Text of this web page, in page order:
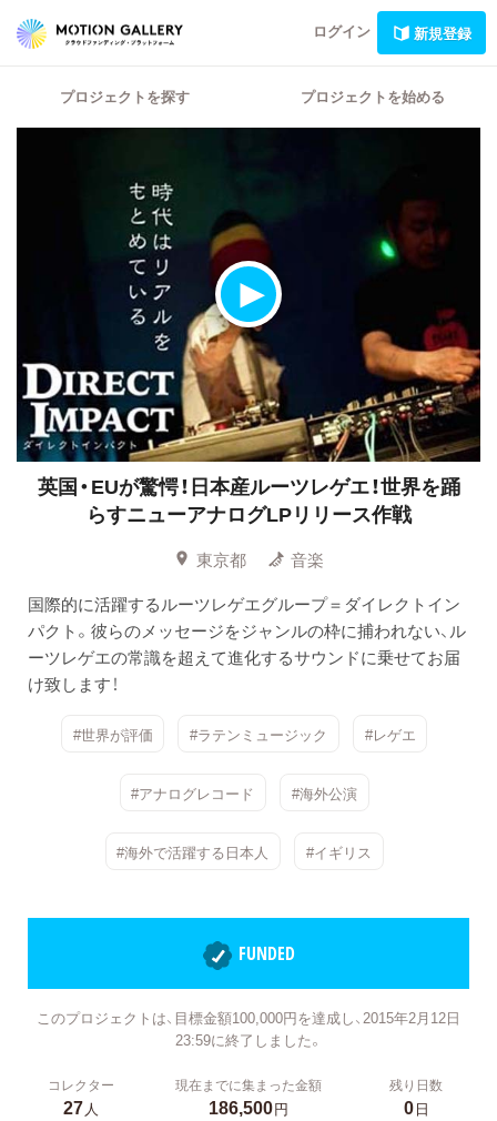
ログイン 新規登録
プロジェクトを探す プロジェクトを始める
英国・EUが驚愕！日本産ルーツレゲエ！世界を踊
らすニューアナログLPリリース作戦
東京都
音楽
国際的に活躍するルーツレゲエグループ＝ダイレクトイン
パクト。彼らのメッセージをジャンルの枠に捕われない、ル
ーツレゲエの常識を超えて進化するサウンドに乗せてお届
け致します！
#世界が評価 #ラテンミュージック #レゲエ
#アナログレコード #海外公演
#海外で活躍する日本人 #イギリス
FUNDED
このプロジェクトは、目標金額100,000円を達成し、2015年2月12日
23:59に終了しました。
コレクター
27人
現在までに集まった金額
186,500円
残り日数
0日